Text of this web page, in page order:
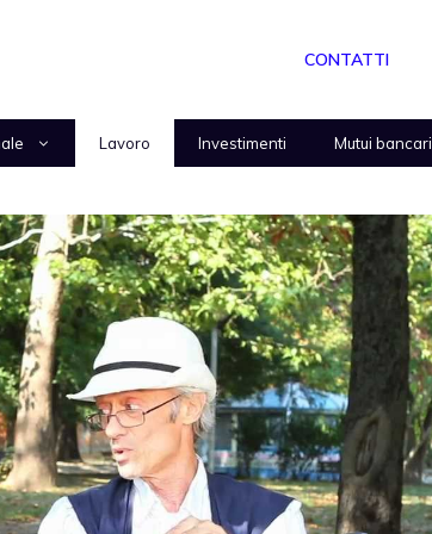
CONTATTI
Lavoro Investimenti Mutui bancari